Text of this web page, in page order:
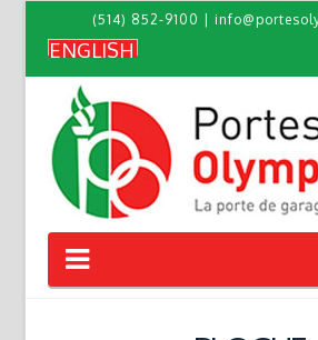
(514) 852-9100
ENGLISH
Navigation